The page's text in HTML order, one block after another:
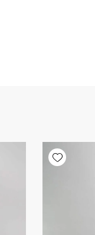
Add wishlist